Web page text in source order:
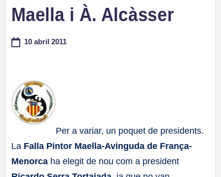
Maella i À. Alcàsser
10 abril 2011
Per a variar, un poquet de presidents.
La Falla Pintor Maella-Avinguda de França-
Menorca ha elegit de nou com a president